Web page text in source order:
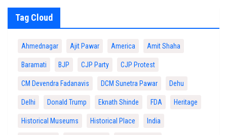
Tag Cloud
Ahmednagar Ajit Pawar America Amit Shaha
Baramati BJP CJP Party CJP Protest
CM Devendra Fadanavis DCM Sunetra Pawar Dehu
Delhi Donald Trump Eknath Shinde FDA Heritage
Historical Museums Historical Place India